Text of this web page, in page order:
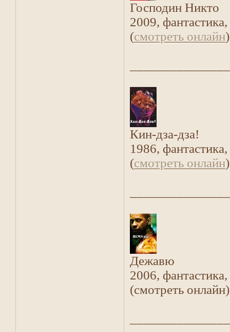
Господин Никто
2009,
(смотреть онлайн)
Кин-дза-дза!
1986,
(смотреть онлайн)
Дежавю
2006,
(смотреть онлайн)